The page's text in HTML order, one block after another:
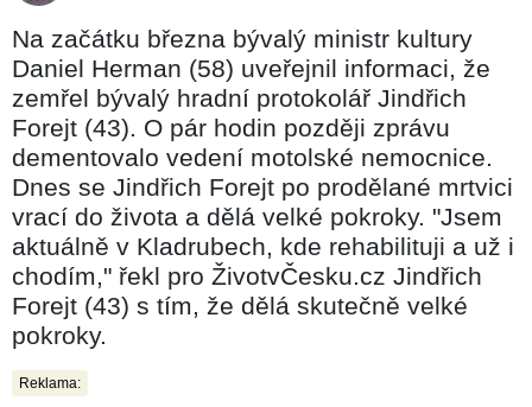
Na začátku března bývalý ministr kultury
Daniel Herman (58) uveřejnil informaci, že
zemřel bývalý hradní protokolář Jindřich
Forejt (43). O pár hodin později zprávu
dementovalo vedení motolské nemocnice.
Dnes se Jindřich Forejt po prodělané mrtvici
vrací do života a dělá velké pokroky. "Jsem
aktuálně v Kladrubech, kde rehabilituji a už i
chodím," řekl pro ŽivotvČesku.cz Jindřich
Forejt (43) s tím, že dělá skutečně velké
pokroky.
Reklama: